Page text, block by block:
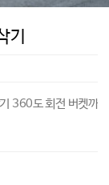
기
360도 회전 버켓까